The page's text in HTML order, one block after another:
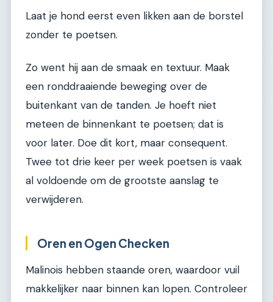
Laat je hond eerst even likken aan de borstel
zonder te poetsen.
Zo went hij aan de smaak en textuur. Maak
een ronddraaiende beweging over de
buitenkant van de tanden. Je hoeft niet
meteen de binnenkant te poetsen; dat is
voor later. Doe dit kort, maar consequent.
Twee tot drie keer per week poetsen is vaak
al voldoende om de grootste aanslag te
verwijderen.
Oren en Ogen Checken
Malinois hebben staande oren, waardoor vuil
makkelijker naar binnen kan lopen. Controleer